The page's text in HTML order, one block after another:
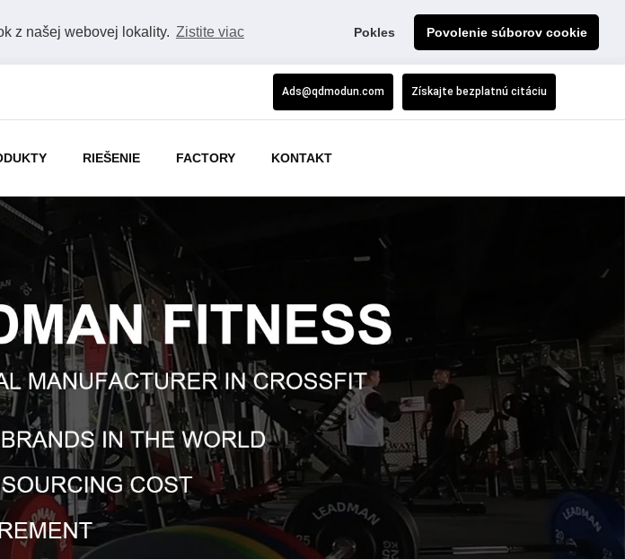
z našej webovej lokality. Zistite viac Pokles Povolenie súborov cookie
Ads@qdmodun.com Získajte bezplatnú citáciu
RIEŠENIE FACTORY KONTAKT